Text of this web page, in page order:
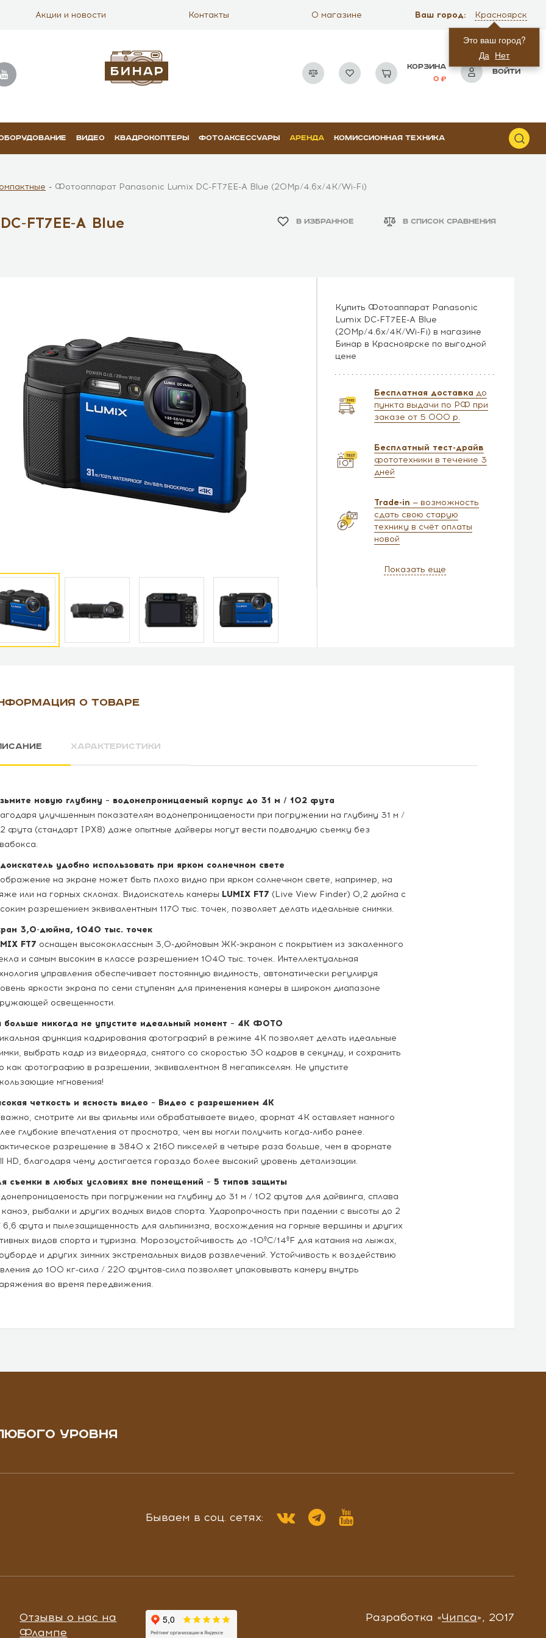
Акции и новости Контакты О магазине Ваш город:
Это ваш город?
Да Нет
Красноярск
КОРЗИНА
0
ВОЙТИ
ВИДЕО КВАДРОКОПТЕРЫ ФОТОАКСЕССУАРЫ АРЕНДА КОМИССИОННАЯ ТЕХНИКА
Фотоаппарат Panasonic Lumix DC-FT7EE-A Blue (20Mp/4.6x/4K/Wi-Fi)
FT7EE-A Blue
В ИЗБРАННОЕ В СПИСОК СРАВНЕНИЯ
Купить Фотоаппарат Panasonic
Lumix DC-FT7EE-A Blue
(20Mp/4.6x/4K/Wi-Fi) в магазине
Бинар в Красноярске по выгодной
цене
Бесплатная доставка до
пункта выдачи по РФ при
заказе от 5 000 р.
Бесплатный тест-драйв
фототехники в течение 3
дней
Trade-in — возможность
сдать свою старую
технику в счёт оплаты
новой
Показать еще
О ТОВАРЕ
ХАРАКТЕРИСТИКИ
новую глубину – водонепроницаемый корпус до 31 м / 102 фута
улучшенным показателям водонепроницаемости при погружении на глубину 31 м /
фута (стандарт IPX8) даже опытные дайверы могут вести подводную съемку без
удобно использовать при ярком солнечном свете
на экране может быть плохо видно при ярком солнечном свете, например, на
или на горных склонах. Видоискатель камеры LUMIX FT7 (Live View Finder) 0,2 дюйма с
разрешением эквивалентным 1170 тыс. точек, позволяет делать идеальные снимки.
3,0-дюйма, 1040 тыс. точек
FT7 оснащен высококлассным 3,0-дюймовым ЖК-экраном с покрытием из закаленного
и самым высоким в классе разрешением 1040 тыс. точек. Интеллектуальная
управления обеспечивает постоянную видимость, автоматически регулируя
яркости экрана по семи ступеням для применения камеры в широком диапазоне
освещенности.
больше никогда не упустите идеальный момент – 4K ФОТО
функция кадрирования фотографий в режиме 4K позволяет делать идеальные
выбрать кадр из видеоряда, снятого со скоростью 30 кадров в секунду, и сохранить
как фотографию в разрешении, эквивалентном 8 мегапикселям. Не упустите
мгновения!
четкость и ясность видео – Видео с разрешением 4K
смотрите ли вы фильмы или обрабатываете видео, формат 4K оставляет намного
глубокие впечатления от просмотра, чем вы могли получить когда-либо ранее.
разрешение в 3840 x 2160 пикселей в четыре раза больше, чем в формате
HD, благодаря чему достигается гораздо более высокий уровень детализации.
съемки в любых условиях вне помещений – 5 типов защиты
при погружении на глубину до 31 м / 102 футов для дайвинга, сплава
каноэ, рыбалки и других водных видов спорта. Ударопрочность при падении с высоты до 2
6,6 фута и пылезащищенность для альпинизма, восхождения на горные вершины и других
видов спорта и туризма. Морозоустойчивость до -10ºC/14ºF для катания на лыжах,
и других зимних экстремальных видов развлечений. Устойчивость к воздействию
до 100 кг-сила / 220 фунтов-сила позволяет упаковывать камеру внутрь
во время передвижения.
УРОВНЯ
Бываем в соц. сетях:
Отзывы о нас на
Флампе
Разработка «Чипса», 2017